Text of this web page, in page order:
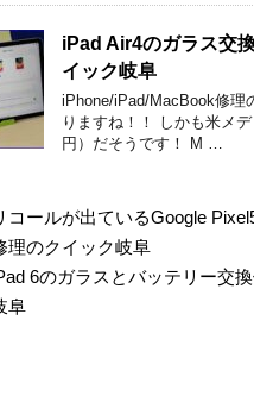
iPad Air4のガラス交
イック岐阜
iPhone/iPad/MacBook修理
りますね！！ しかも米メ
円）だそうです！ M …
コールが出ているGoogle
理のクイック岐阜
6のガラスとバッテリー交
阜